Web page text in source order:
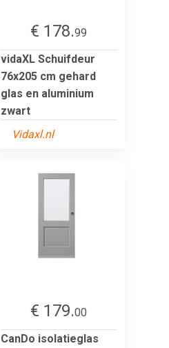
€ 178.99
vidaXL Schuifdeur
76x205 cm gehard
glas en aluminium
zwart
Vidaxl.nl
€ 179.00
CanDo isolatieglas